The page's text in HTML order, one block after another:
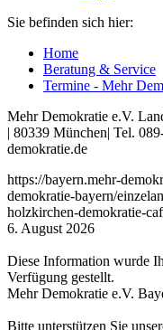
Sie befinden sich hier:
Home
Beratung & Service
Termine - Mehr
Mehr Demokratie e.V.
| 80339 München| Tel.
demokratie.de
https://bayern.mehr-
demokratie-bayern/
holzkirchen-demokratie-
6. August 2026
Diese Information wurde
Verfügung gestellt.
Mehr Demokratie e.V.
Bitte unterstützen Sie